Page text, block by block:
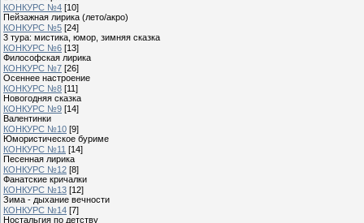
КОНКУРС №4 [10]
Пейзажная лирика (лето/акро)
КОНКУРС №5 [24]
3 тура: мистика, юмор, зимняя сказка
КОНКУРС №6 [13]
Философская лирика
КОНКУРС №7 [26]
Осеннее настроение
КОНКУРС №8 [11]
Новогодняя сказка
КОНКУРС №9 [14]
Валентинки
КОНКУРС №10 [9]
Юмористическое буриме
КОНКУРС №11 [14]
Песенная лирика
КОНКУРС №12 [8]
Фанатские кричалки
КОНКУРС №13 [12]
Зима - дыхание вечности
КОНКУРС №14 [7]
Ностальгия по детству